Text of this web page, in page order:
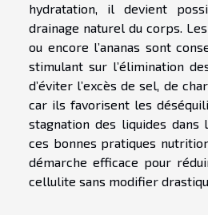
hydratation, il devient
drainage naturel du corps.
ou encore l’ananas sont
stimulant sur l’élimination
d’éviter l’excès de sel, de
car ils favorisent les
stagnation des liquides dans
ces bonnes pratiques
démarche efficace pour
cellulite sans modifier